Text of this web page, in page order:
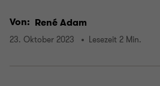
Von: René Adam
23. Oktober 2023 Lesezeit 2 Min.